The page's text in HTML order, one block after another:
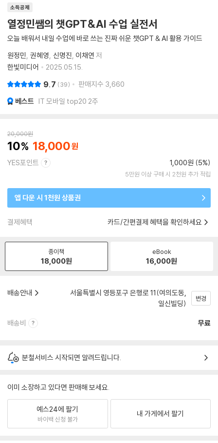
소득공제
열정민쌤의 챗GPT&AI 수업 실전서
오늘 배워서 내일 수업에 바로 쓰는 진짜 쉬운 챗GPT & AI 활용 가이드
원정민 권혜영 신명진 이채연 저
한빛미디어
2025.05.15.
9.7 39 판매지수 3,660
베스트 IT 모바일 top20 2주
20,000원
10 18,000
YES포인트 1,000원 (5%)
5만원 이상 구매 시 2천원 추가 적립
앱 다운 시 1천원 상품권
결제혜택 카드/간편결제 혜택을 확인하세요
종이책
18,000원
eBook
16,000원
배송안내
서울특별시 영등포구 은행로 11(여의도동,
일신빌딩)
변경
배송비 무료
분철서비스 시작되면 알려드립니다.
이미 소장하고 있다면 판매해 보세요.
예스24에 팔기
바이백 신청 불가
내 가게에서 팔기